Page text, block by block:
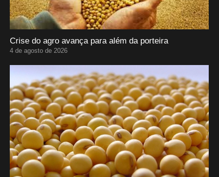
Crise do agro avança para além da porteira
4 de agosto de 2026